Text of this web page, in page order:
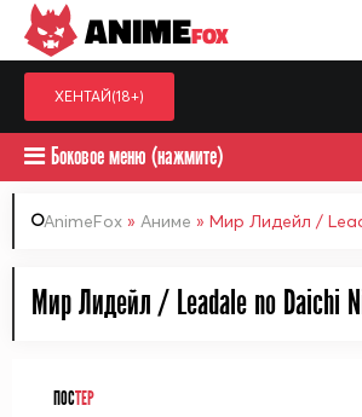
Выберите одну категорию для
ANIMEFOX
ХЕНТАЙ(18+)
Боковое меню (нажмите)
AnimeFox » Аниме » Мир Лидейл /
Мир Лидейл / Leadale no Daichi
ПОСТЕР